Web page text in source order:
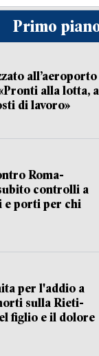
Primo
all’aeroporto
alla lotta, a
di lavoro»
Roma-
controlli a
porti per chi
per l'addio a
sulla Rieti-
figlio e il dolore